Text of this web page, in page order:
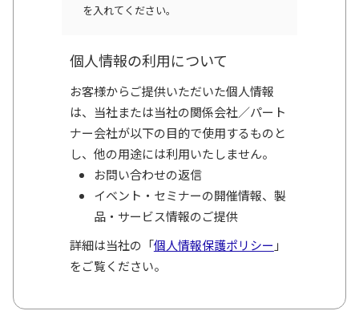
を入れてください。
個人情報の利用について
お客様からご提供いただいた個人情報
は、当社または当社の関係会社／パート
ナー会社が以下の目的で使用するものと
し、他の用途には利用いたしません。
お問い合わせの返信
イベント・セミナーの開催情報、製
品・サービス情報のご提供
詳細は当社の「個人情報保護ポリシー 」
をご覧ください。